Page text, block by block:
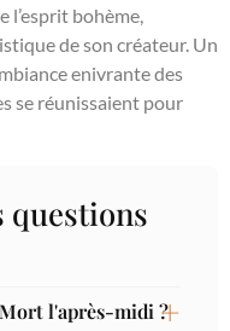
l’esprit bohème,
de son créateur. Un
enivrante des
se réunissaient pour
questions
l'après-midi ?